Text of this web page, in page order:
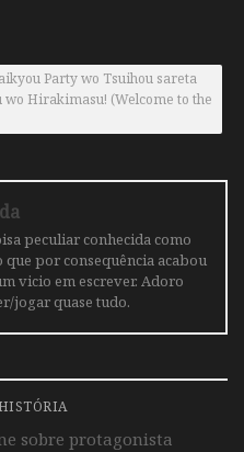
Party wo Tsuihou sareta
Hirakimasu! (Welcome to the
peculiar conhecida como
que por consequência acabou
vicio em escrever. Adoro
jogar quase tudo.
sobre protagonista